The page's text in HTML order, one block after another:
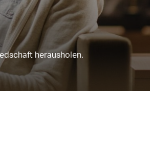
herausholen.